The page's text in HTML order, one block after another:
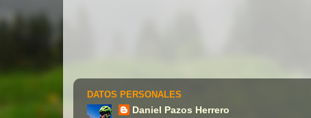
DATOS PERSONALES
Daniel Pazos Herrero